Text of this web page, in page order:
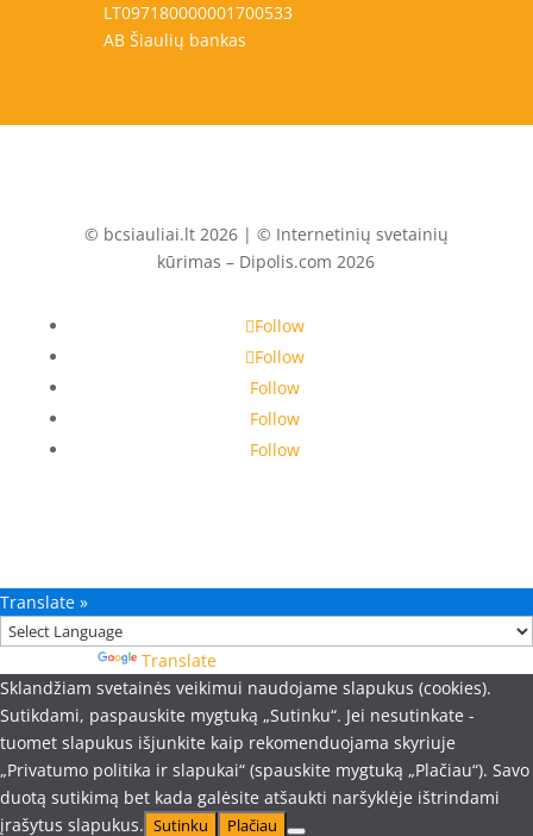
LT097180000001700533
AB Šiaulių bankas
© bcsiauliai.lt 2026 | © Internetinių svetainių
kūrimas – Dipolis.com 2026
Follow
Follow
Follow
Follow
Follow
Translate »
Translate
Sklandžiam svetainės veikimui naudojame slapukus (cookies).
Sutikdami, paspauskite mygtuką „Sutinku“. Jei nesutinkate -
tuomet slapukus išjunkite kaip rekomenduojama skyriuje
„Privatumo politika ir slapukai“ (spauskite mygtuką „Plačiau“). Savo
duotą sutikimą bet kada galėsite atšaukti naršyklėje ištrindami
įrašytus slapukus. Sutinku Plačiau